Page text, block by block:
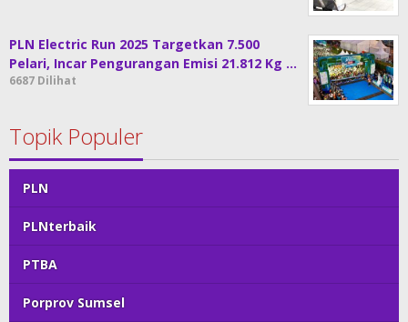
PLN Electric Run 2025 Targetkan 7.500
Pelari, Incar Pengurangan Emisi 21.812 Kg …
6687 Dilihat
Topik Populer
PLN
PLNterbaik
PTBA
Porprov Sumsel